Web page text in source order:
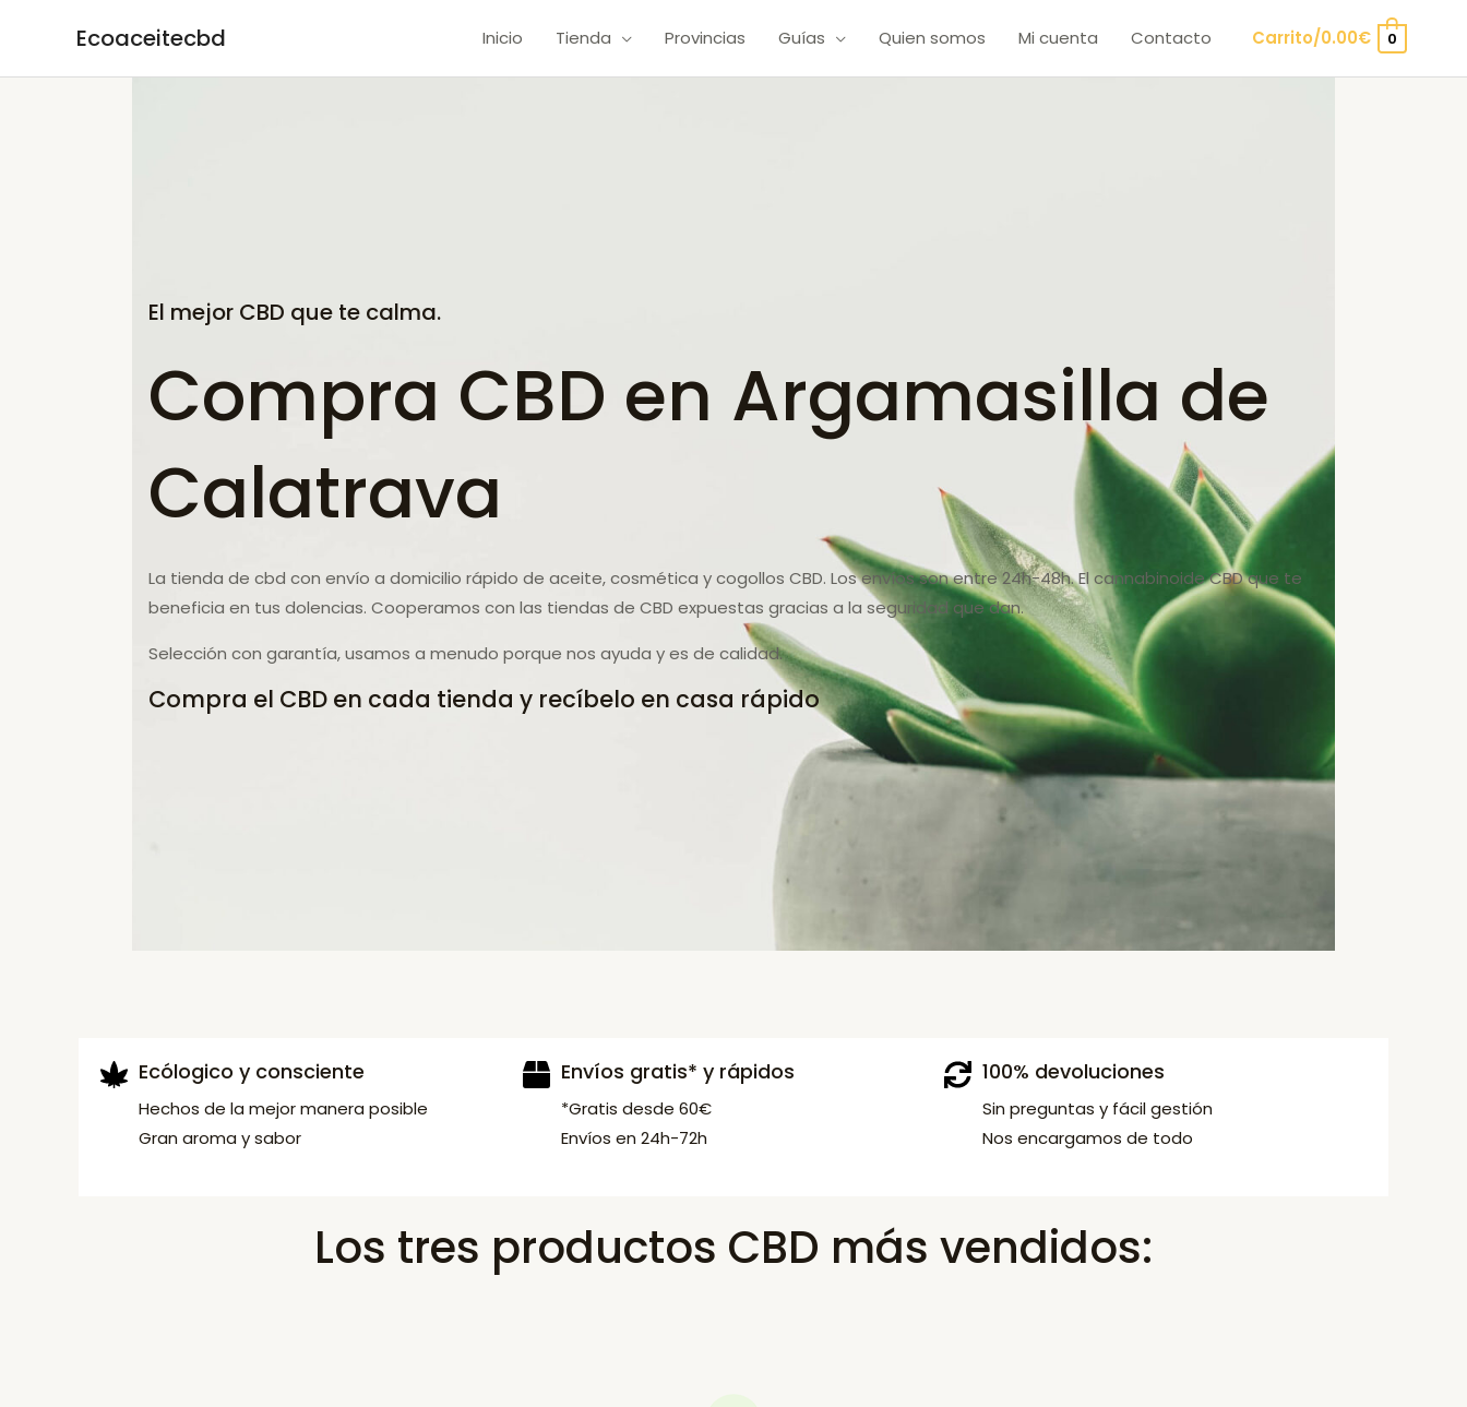
contenido
Ecoaceitecbd Inicio Tienda Provincias Guías Quien somos Mi cuenta Contacto Carrito/0.00€ 0
El mejor CBD que te calma.
Compra CBD en Argamasilla de
Calatrava
La tienda de cbd con envío a domicilio rápido de aceite, cosmética y cogollos CBD. Los envíos son entre 24h-48h. El cannabinoide CBD que te
beneficia en tus dolencias. Cooperamos con las tiendas de CBD expuestas gracias a la seguridad que dan.
Selección con garantía, usamos a menudo porque nos ayuda y es de calidad.
Compra el CBD en cada tienda y recíbelo en casa rápido
Ecólogico y consciente
Hechos de la mejor manera posible
Gran aroma y sabor
Envíos gratis* y rápidos
*Gratis desde 60€
Envíos en 24h-72h
100% devoluciones
Sin preguntas y fácil gestión
Nos encargamos de todo
Los tres productos CBD más vendidos: